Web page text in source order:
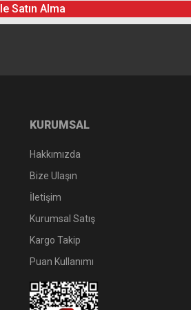
Satın Alma
KURUMSAL
Hakkımızda
Bize Ulaşın
İletişim
Kurumsal Satış
Kargo Takip
Puan Kullanımı